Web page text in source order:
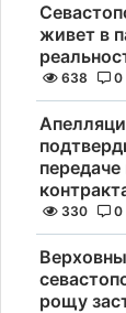
живет в
638 0
330 0
рощу